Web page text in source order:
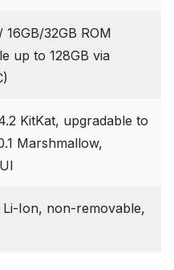
16GB/32GB ROM
up to 128GB via
KitKat, upgradable to
Marshmallow,
Ion, non-removable,